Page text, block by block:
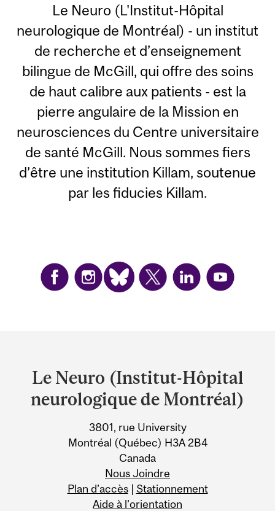
Le Neuro (L'Institut-Hôpital
neurologique de Montréal) - un institut
de recherche et d’enseignement
bilingue de McGill, qui offre des soins
de haut calibre aux patients - est la
pierre angulaire de la Mission en
neurosciences du Centre universitaire
de santé McGill. Nous sommes fiers
d’être une institution Killam, soutenue
par les fiducies Killam.
and
University
Information
Le Neuro (Institut-Hôpital
neurologique de Montréal)
3801, rue University
Montréal (Québec) H3A 2B4
Canada
Nous Joindre
Plan d’accès| Stationnement
Aide à l’orientation